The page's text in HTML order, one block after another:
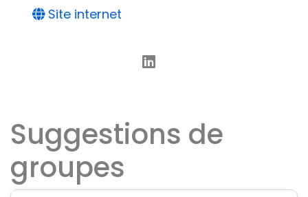
Site internet
Suggestions de
groupes